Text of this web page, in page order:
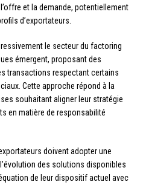
et la demande, potentiellement
d’exportateurs.
le secteur du factoring
émergent, proposant des
transactions respectant certains
Cette approche répond à la
souhaitant aligner leur stratégie
en matière de responsabilité
doivent adopter une
des solutions disponibles
de leur dispositif actuel avec